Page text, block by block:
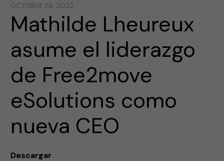
OCTOBER 24, 2022
Mathilde Lheureux
asume el liderazgo
de Free2move
eSolutions como
nueva CEO
Descargar